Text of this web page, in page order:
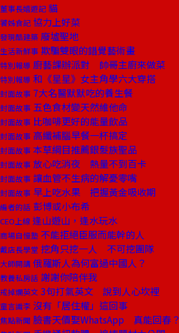
董事長嬉遊記 貓
饕姊食記 協力上好菜
發現酷建築 廢墟聖地
生活新鮮事 欺騙雙眼的錯覺藝術畫
特別報導 廚藝課辦派對 帥哥主廚來做菜
特別報導 和《星星》女主角學六大穿搭
封面故事 7大名醫默默吃的養生餐
封面故事 五色食材變天然維他命
封面故事 比咖啡更好的能量飲品
封面故事 高纖補腦早餐一杯搞定
封面故事 本草綱目推薦銀髮族聖品
封面故事 放心吃消夜 熱量不到百卡
封面故事 讓血管不生病的解憂零嘴
封面故事 早上吃水果 把握黃金吸收期
編者的話 彭博或小布希
CEO上線 逢山遊山，逢水玩水
商場自慢塾 不能拒絕臣服而能幹的人
戴店長學堂 挖角只挖一人 不可挖團隊
大師開講 俄羅斯人為何富過中國人？
教養私房話 謝謝你陪伴我
戒掉爛英文 3句打氣英文 說到人心坎裡
童言識李 沒有「居住權」這回事
焦點新聞 臉書天價娶WhatsApp 真能回春？